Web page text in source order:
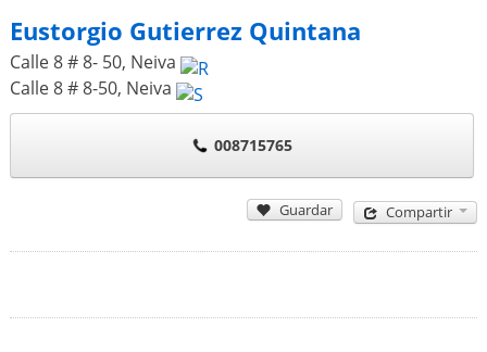
Eustorgio Gutierrez Quintana
Calle 8 # 8- 50, Neiva
Calle 8 # 8-50, Neiva
008715765
Guardar Compartir